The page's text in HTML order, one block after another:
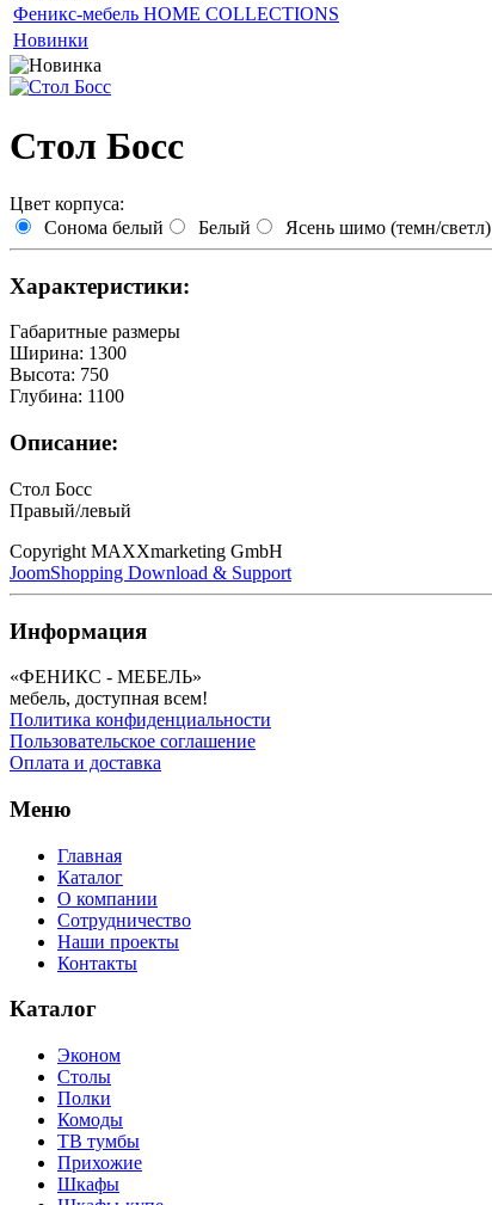
Феникс-мебель HOME COLLECTIONS
Новинки
Стол Босс
Цвет корпуса:
Сонома белый
Белый Ясень шимо (темн/светл)
Характеристики:
Габаритные размеры
Ширина: 1300
Высота: 750
Глубина: 1100
Описание:
Стол Босс
Правый/левый
Copyright MAXXmarketing GmbH
JoomShopping Download & Support
Информация
«ФЕНИКС - МЕБЕЛЬ»
мебель, доступная всем!
Политика конфиденциальности
Пользовательское соглашение
Оплата и доставка
Меню
Главная
Каталог
О компании
Сотрудничество
Наши проекты
Контакты
Каталог
Эконом
Столы
Полки
Комоды
ТВ тумбы
Прихожие
Шкафы